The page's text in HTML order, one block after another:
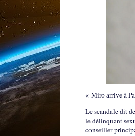
« Miro arrive à
Le scandale dit
le délinquant
conseiller